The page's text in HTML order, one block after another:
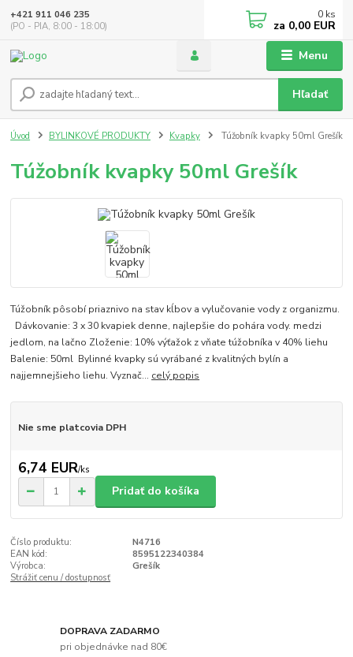
Menu
Hľadať
+421 911 046 235
(PO - PIA, 8:00 - 18:00)
0 ks
za 0,00 EUR
Úvod BYLINKOVÉ PRODUKTY Kvapky Túžobník kvapky 50ml Grešík
Túžobník kvapky 50ml Grešík
Túžobník pôsobí priaznivo na stav kĺbov a vylučovanie vody z organizmu.
Dávkovanie: 3 x 30 kvapiek denne, najlepšie do pohára vody. medzi
jedlom, na lačno Zloženie: 10% výťažok z vňate túžobníka v 40% liehu
Balenie: 50ml Bylinné kvapky sú vyrábané z kvalitných bylín a
najjemnejšieho liehu. Vyznač... celý popis
Nie sme platcovia DPH
6,74 EUR/ks
Pridať do košíka
Číslo produktu:
N4716
EAN kód:
8595122340384
Výrobca:
Grešík
Strážiť cenu / dostupnosť
DOPRAVA ZADARMO
pri objednávke nad 80€